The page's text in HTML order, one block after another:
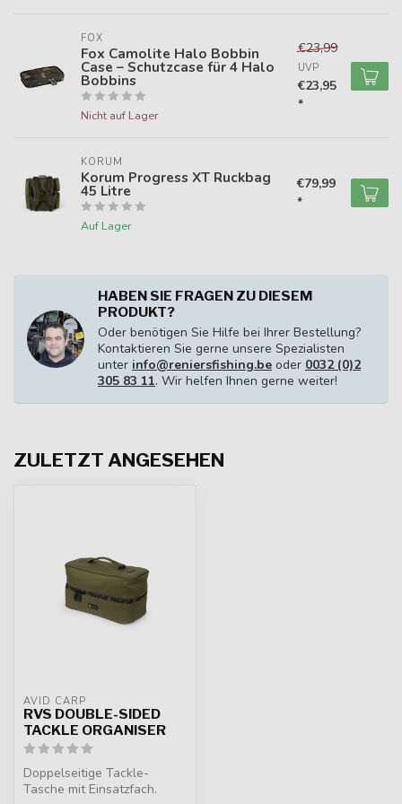
FOX
Fox Camolite Halo Bobbin
Case – Schutzcase für 4 Halo
Bobbins
Nicht auf Lager
€23,99
UVP
€23,95
*
KORUM
Korum Progress XT Ruckbag
45 Litre
Auf Lager
€79,99
*
HABEN SIE FRAGEN ZU DIESEM
PRODUKT?
Oder benötigen Sie Hilfe bei Ihrer Bestellung?
Kontaktieren Sie gerne unsere Spezialisten
unter info@reniersfishing.be oder 0032 (0)2
305 83 11. Wir helfen Ihnen gerne weiter!
ZULETZT ANGESEHEN
AVID CARP
RVS DOUBLE-SIDED
TACKLE ORGANISER
Doppelseitige Tackle-
Tasche mit Einsatzfach.